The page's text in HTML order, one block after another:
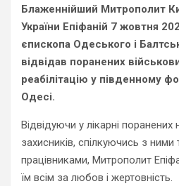
Блаженнійший Митрополит
України Епіфаній 7 жовтня
єпископа Одеського і
відвідав поранених
реабілітацію у південному
Одесі.
Відвідуючи у лікарні поранених
захисників, спілкуючись з
працівниками, Митрополит
їм всім за любов і жертовність.